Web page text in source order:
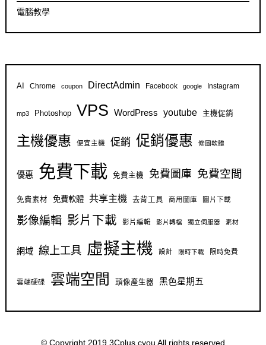
電腦教學
AI Chrome coupon DirectAdmin Facebook google Instagram
mp3 Photoshop VPS WordPress youtube 主機促銷
主機優惠 便宜主機 促銷 促銷優惠 修圖軟體
優惠 免費下載 免費主機 免費圖庫 免費空間
免費素材 免費軟體 共享主機 去背工具 商用圖庫 圖片下載
影像編輯 影片下載 影片編輯 影片轉檔 獨立伺服器 素材
網域 線上工具 虛擬主機 設計 限時下載 限時免費
雲端硬碟 雲端空間 頭像產生器 黑色星期五
© Copyright 2019 3Cplus.cyou All rights reserved